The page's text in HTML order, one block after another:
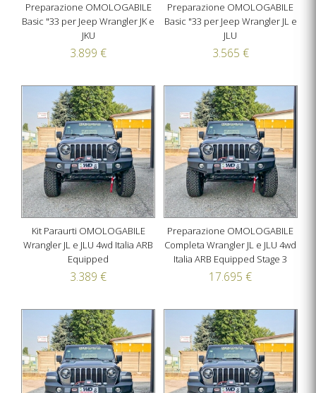
Preparazione OMOLOGABILE
Basic "33 per Jeep Wrangler JK e
JKU
3.899 €
Preparazione OMOLOGABILE
Basic "33 per Jeep Wrangler JL e
JLU
3.565 €
Kit Paraurti OMOLOGABILE
Wrangler JL e JLU 4wd Italia ARB
Equipped
3.389 €
Preparazione OMOLOGABILE
Completa Wrangler JL e JLU 4wd
Italia ARB Equipped Stage 3
17.695 €